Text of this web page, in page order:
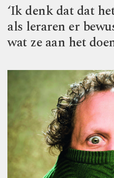
‘Ik denk dat dat
als leraren er
wat ze aan het